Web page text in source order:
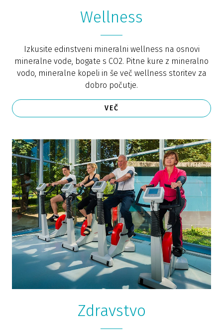
Wellness
Izkusite edinstveni mineralni wellness na osnovi
mineralne vode, bogate s CO2. Pitne kure z mineralno
vodo, mineralne kopeli in še več wellness storitev za
dobro počutje.
VEČ
Zdravstvo